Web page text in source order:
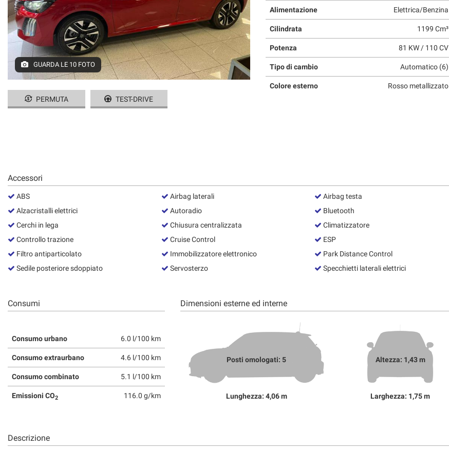
GUARDA LE 10 FOTO
PERMUTA TEST-DRIVE
Alimentazione Elettrica/Benzina
Cilindrata 1199 Cm³
Potenza 81 KW / 110 CV
Tipo di cambio Automatico (6)
Colore esterno Rosso metallizzato
Accessori
ABS
Alzacristalli elettrici
Cerchi in lega
Controllo trazione
Filtro antiparticolato
Sedile posteriore sdoppiato
Airbag laterali
Autoradio
Chiusura centralizzata
Cruise Control
Immobilizzatore elettronico
Servosterzo
Airbag testa
Bluetooth
Climatizzatore
ESP
Park Distance Control
Specchietti laterali elettrici
Consumi
Consumo urbano 6.0 l/100 km
Consumo extraurbano 4.6 l/100 km
Consumo combinato 5.1 l/100 km
Emissioni CO2 116.0 g/km
Dimensioni esterne ed interne
Posti omologati: 5
Lunghezza: 4,06 m
Altezza: 1,43 m
Larghezza: 1,75 m
Descrizione